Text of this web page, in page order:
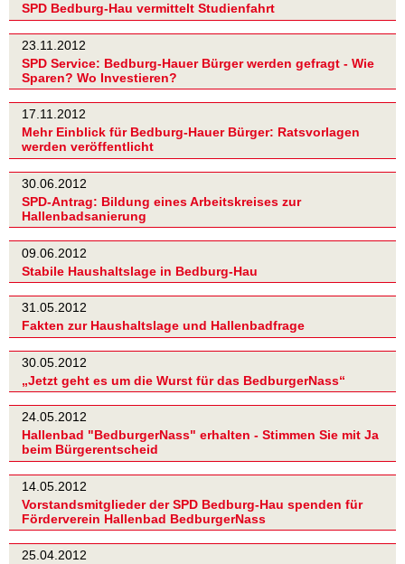
SPD Bedburg-Hau vermittelt Studienfahrt
23.11.2012
SPD Service: Bedburg-Hauer Bürger werden gefragt - Wie
Sparen? Wo Investieren?
17.11.2012
Mehr Einblick für Bedburg-Hauer Bürger: Ratsvorlagen
werden veröffentlicht
30.06.2012
SPD-Antrag: Bildung eines Arbeitskreises zur
Hallenbadsanierung
09.06.2012
Stabile Haushaltslage in Bedburg-Hau
31.05.2012
Fakten zur Haushaltslage und Hallenbadfrage
30.05.2012
„Jetzt geht es um die Wurst für das BedburgerNass“
24.05.2012
Hallenbad "BedburgerNass" erhalten - Stimmen Sie mit Ja
beim Bürgerentscheid
14.05.2012
Vorstandsmitglieder der SPD Bedburg-Hau spenden für
Förderverein Hallenbad BedburgerNass
25.04.2012